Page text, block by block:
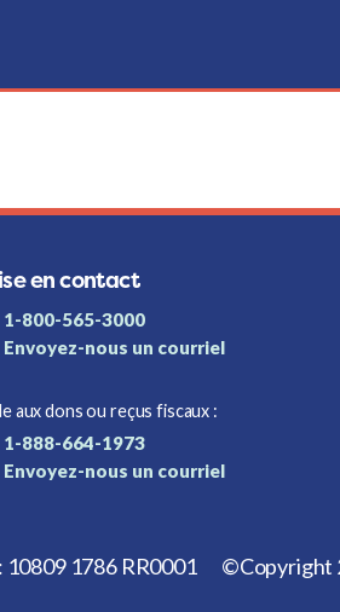
en contact
1-800-565-3000
Envoyez-nous un courriel
aux dons ou reçus fiscaux :
1-888-664-1973
Envoyez-nous un courriel
1786 RR0001 ©Copyright